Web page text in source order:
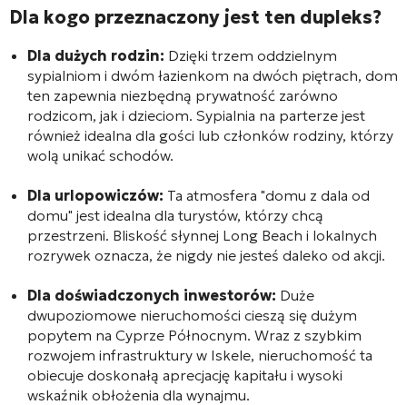
Dla kogo przeznaczony jest ten dupleks?
Dla dużych rodzin: Dzięki trzem oddzielnym
sypialniom i dwóm łazienkom na dwóch piętrach, dom
ten zapewnia niezbędną prywatność zarówno
rodzicom, jak i dzieciom. Sypialnia na parterze jest
również idealna dla gości lub członków rodziny, którzy
wolą unikać schodów.
Dla urlopowiczów: Ta atmosfera "domu z dala od
domu" jest idealna dla turystów, którzy chcą
przestrzeni. Bliskość słynnej Long Beach i lokalnych
rozrywek oznacza, że nigdy nie jesteś daleko od akcji.
Dla doświadczonych inwestorów: Duże
dwupoziomowe nieruchomości cieszą się dużym
popytem na Cyprze Północnym. Wraz z szybkim
rozwojem infrastruktury w Iskele, nieruchomość ta
obiecuje doskonałą aprecjację kapitału i wysoki
wskaźnik obłożenia dla wynajmu.